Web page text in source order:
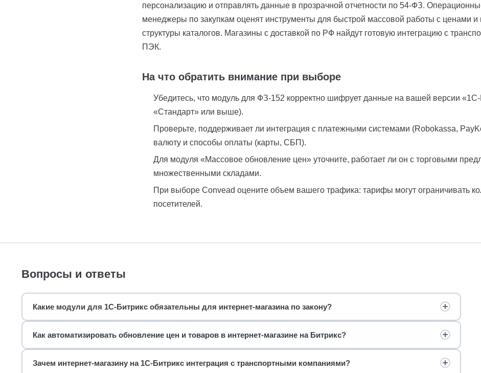
персонализацию и отправлять данные в прозрачной отчетности по 54-ФЗ.
менеджеры по закупкам оценят инструменты для быстрой массовой работы с ценами и
структуры каталогов. Магазины с доставкой по РФ найдут готовую интеграцию с
ПЭК.
На что обратить внимание при выборе
Убедитесь, что модуль для ФЗ-152 корректно шифрует данные на вашей версии «1С-
«Стандарт» или выше).
Проверьте, поддерживает ли интеграция с платежными системами (Robokassa,
валюту и способы оплаты (карты, СБП).
Для модуля «Массовое обновление цен» уточните, работает ли он с торговыми
множественными складами.
При выборе Convead оцените объем вашего трафика: тарифы могут ограничивать
посетителей.
Вопросы и ответы
Какие модули для 1С-Битрикс обязательны для интернет-магазина по закону?
Как автоматизировать обновление цен и товаров в интернет-магазине на Битрикс?
Зачем интернет-магазину на 1С-Битрикс интеграция с транспортными компаниями?